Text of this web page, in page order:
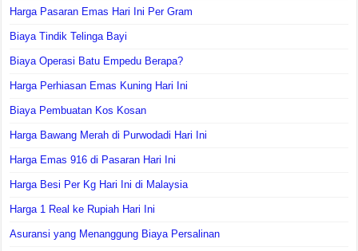
Harga Pasaran Emas Hari Ini Per Gram
Biaya Tindik Telinga Bayi
Biaya Operasi Batu Empedu Berapa?
Harga Perhiasan Emas Kuning Hari Ini
Biaya Pembuatan Kos Kosan
Harga Bawang Merah di Purwodadi Hari Ini
Harga Emas 916 di Pasaran Hari Ini
Harga Besi Per Kg Hari Ini di Malaysia
Harga 1 Real ke Rupiah Hari Ini
Asuransi yang Menanggung Biaya Persalinan